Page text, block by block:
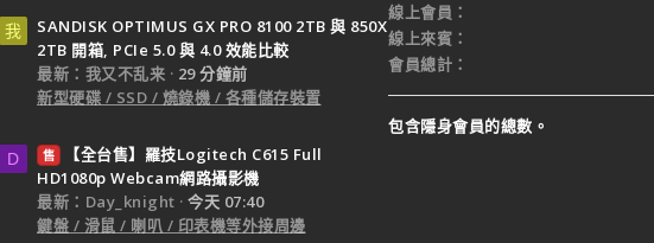
我
SANDISK OPTIMUS GX PRO 8100 2TB 與 850X
2TB 開箱, PCIe 5.0 與 4.0 效能比較
最新：我又不乱来
29 分鐘前
新型硬碟 / SSD / 燒錄機 / 各種儲存裝置
D 售
【全台售】羅技Logitech C615 Full
HD1080p Webcam網路攝影機
最新：Day_knight
今天 07:40
鍵盤 / 滑鼠 / 喇叭 / 印表機等外接周邊
線上會員
線上來賓
會員總計
包含隱身會員的總數。